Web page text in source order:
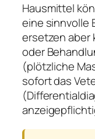
Hausmittel
eine sinnvolle
ersetzen aber
oder
(plötzliche
sofort das